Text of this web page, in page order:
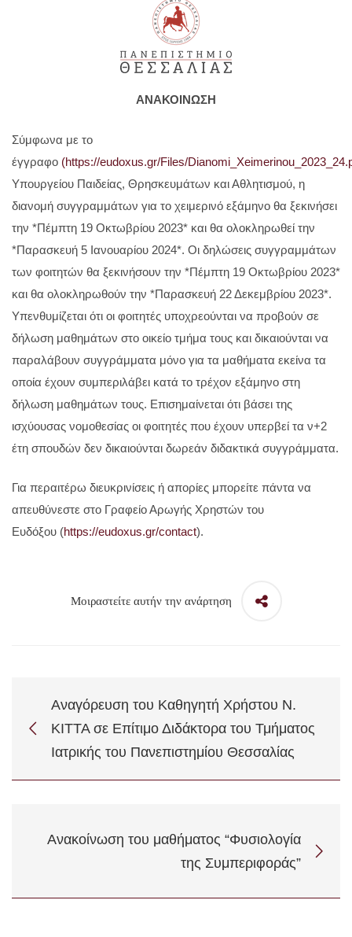
ΑΝΑΚΟΙΝΩΣΗ
Σύμφωνα με το
έγγραφο (https://eudoxus.gr/Files/
Υπουργείου Παιδείας, Θρησκευμάτων και Αθλητισμού, η
διανομή συγγραμμάτων για το χειμερινό εξάμηνο θα ξεκινήσει
την *Πέμπτη 19 Οκτωβρίου 2023* και θα ολοκληρωθεί την
*Παρασκευή 5 Ιανουαρίου 2024*. Οι δηλώσεις συγγραμμάτων
των φοιτητών θα ξεκινήσουν την *Πέμπτη 19 Οκτωβρίου 2023*
και θα ολοκληρωθούν την *Παρασκευή 22 Δεκεμβρίου 2023*.
Υπενθυμίζεται ότι οι φοιτητές υποχρεούνται να προβούν σε
δήλωση μαθημάτων στο οικείο τμήμα τους και δικαιούνται να
παραλάβουν συγγράμματα μόνο για τα μαθήματα εκείνα τα
οποία έχουν συμπεριλάβει κατά το τρέχον εξάμηνο στη
δήλωση μαθημάτων τους. Επισημαίνεται ότι βάσει της
ισχύουσας νομοθεσίας οι φοιτητές που έχουν υπερβεί τα ν+2
έτη σπουδών δεν δικαιούνται δωρεάν διδακτικά συγγράμματα.
Για περαιτέρω διευκρινίσεις ή απορίες μπορείτε πάντα να
απευθύνεστε στο Γραφείο Αρωγής Χρηστών του
Ευδόξου (https://eudoxus.gr/contact).
Μοιραστείτε αυτήν την ανάρτηση
Αναγόρευση του Καθηγητή Χρήστου Ν.
ΚΙΤΤΑ σε Επίτιμο Διδάκτορα του Τμήματος
Ιατρικής του Πανεπιστημίου Θεσσαλίας
Ανακοίνωση του μαθήματος “Φυσιολογία
της Συμπεριφοράς”